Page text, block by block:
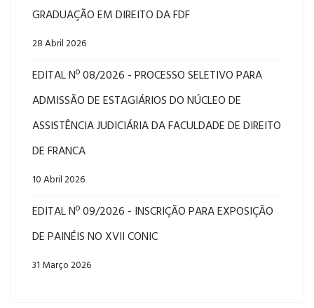
GRADUAÇÃO EM DIREITO DA FDF
28 Abril 2026
EDITAL Nº 08/2026 - PROCESSO SELETIVO PARA
ADMISSÃO DE ESTAGIÁRIOS DO NÚCLEO DE
ASSISTÊNCIA JUDICIÁRIA DA FACULDADE DE DIREITO
DE FRANCA
10 Abril 2026
EDITAL Nº 09/2026 - INSCRIÇÃO PARA EXPOSIÇÃO
DE PAINÉIS NO XVII CONIC
31 Março 2026